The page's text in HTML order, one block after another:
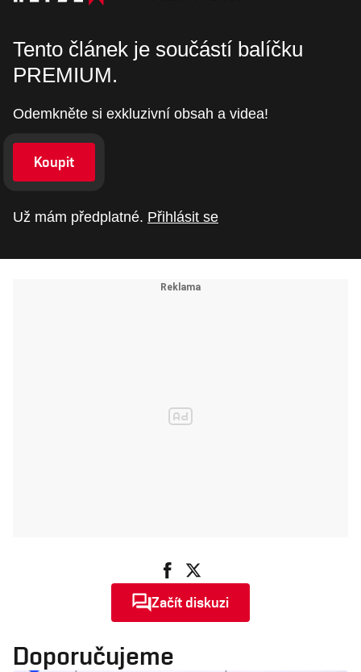
Tento článek je součástí balíčku
PREMIUM.
Odemkněte si exkluzivní obsah a videa!
Koupit
Už mám předplatné. Přihlásit se
Začít diskuzi
Doporučujeme